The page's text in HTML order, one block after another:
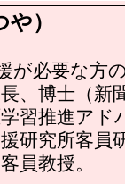
）
が必要な方
、博士（新
習推進アド
研究所客員
員教授。